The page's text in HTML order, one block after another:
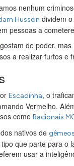
nenhum
Hussein dividem
pessoas a
gostam de poder,
a realizar furtos e
Escadinha, o
Vermelho.
como Racionais
nativos de gêmeos
que parte para o
usar a